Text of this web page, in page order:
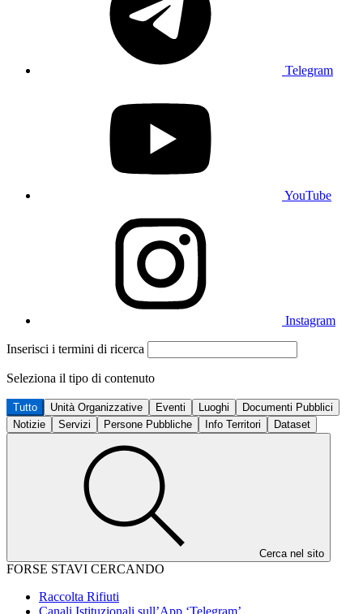
Telegram
YouTube
Instagram
Inserisci i termini di ricerca
Seleziona il tipo di contenuto
Tutto Unità Organizzative Eventi Luoghi
Documenti Pubblici
Notizie
Servizi Persone Pubbliche Info Territori Dataset
Cerca nel sito
FORSE STAVI CERCANDO
Raccolta Rifiuti
Canali Istituzionali sull’App ‘Telegram’